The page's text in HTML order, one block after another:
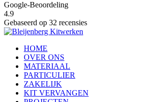
Google-Beoordeling
4.9
Gebaseerd op 32 recensies
HOME
OVER ONS
MATERIAAL
PARTICULIER
ZAKELIJK
KIT VERVANGEN